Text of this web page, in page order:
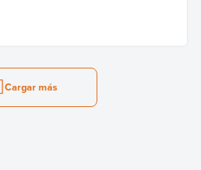
Cargar más